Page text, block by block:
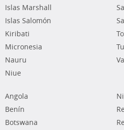
Islas Marshall
Islas Salomón
Kiribati
Micronesia
Nauru
Niue
Angola
Benín
Botswana